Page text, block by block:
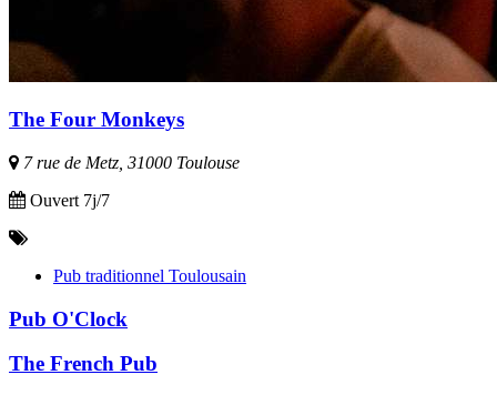
The Four Monkeys
7 rue de Metz, 31000 Toulouse
Ouvert 7j/7
Pub traditionnel Toulousain
Pub O'Clock
The French Pub